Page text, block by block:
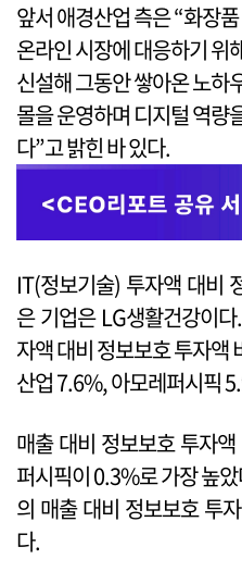
앞서 애경산업 측은 “화장
온라인 시장에 대응하기 위
신설해 그동안 쌓아온 노하
몰을 운영하며 디지털 역량
다”고 밝힌 바 있다.
IT(정보기술) 투자액 대비
은 기업은 LG생활건강이
자액 대비 정보보호 투자액
산업 7.6%, 아모레퍼시픽
매출 대비 정보보호 투자
퍼시픽이 0.3%로 가장 높
의 매출 대비 정보보호 투
다.